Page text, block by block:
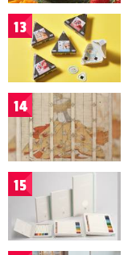
13
14
15